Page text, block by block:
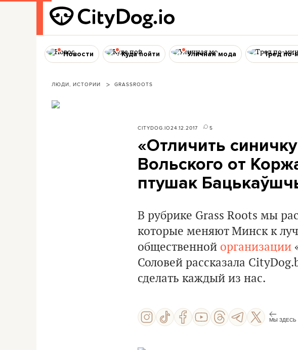
Новости Куда пойти Уличная мода Тред по-
ЛЮДИ, ИСТОРИИ GRASSROOTS
CITYDOG.IO24.12.2017 5
«Отличить
Вольского от
птушак
В рубрике Grass Roots мы
которые меняют Минск к
общественной организации
Соловей рассказала
сделать каждый из нас.
МЫ ЗДЕСЬ